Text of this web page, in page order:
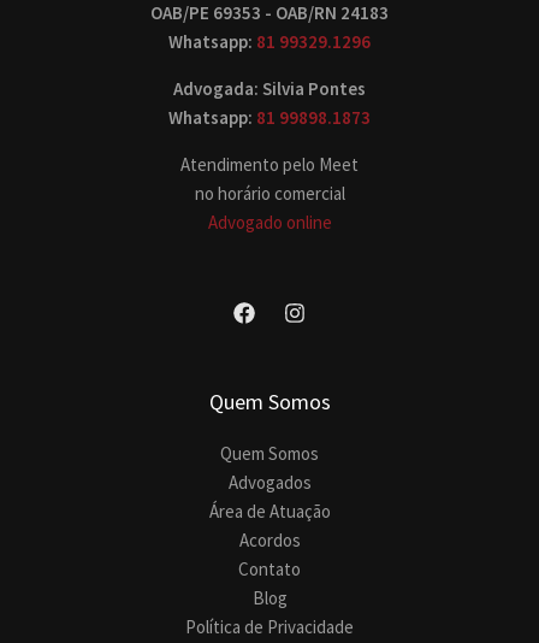
OAB/PE 69353 - OAB/RN 24183
Whatsapp: 81 99329.1296
Advogada: Silvia Pontes
Whatsapp: 81 99898.1873
Atendimento pelo Meet
no horário comercial
Advogado online
Quem Somos
Quem Somos
Advogados
Área de Atuação
Acordos
Contato
Blog
Política de Privacidade